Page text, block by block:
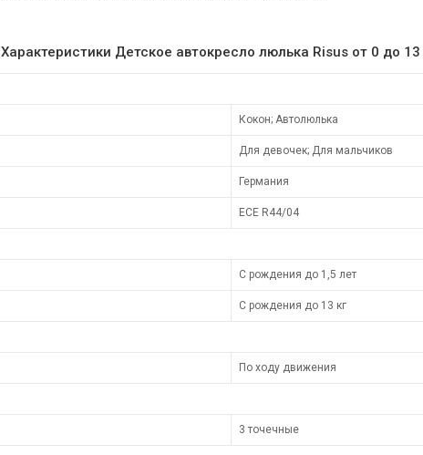
Характеристики Детское автокресло люлька Risus от 0 до 13
Кокон; Автолюлька
Для девочек; Для мальчиков
Германия
ECE R44/04
С рождения до 1,5 лет
С рождения до 13 кг
По ходу движения
3 точечные